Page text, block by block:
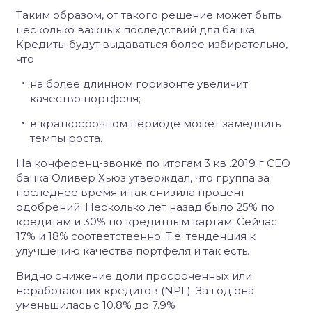
Таким образом, от такого решение может быть
несколько важных последствий для банка.
Кредиты будут выдаваться более избирательно,
что
на более длинном горизонте увеличит
качество портфеля;
в краткосрочном периоде может замедлить
темпы роста.
На конференц-звонке по итогам 3 кв .2019 г CEO
банка Оливер Хьюз утверждал, что группа за
последнее время и так снизила процент
одобрений. Несколько лет назад было 25% по
кредитам и 30% по кредитным картам. Сейчас
17% и 18% соответственно. Т.е. тенденция к
улучшению качества портфеля и так есть.
Видно снижение доли просроченных или
неработающих кредитов (NPL). За год она
уменьшилась с 10.8% до 7.9%